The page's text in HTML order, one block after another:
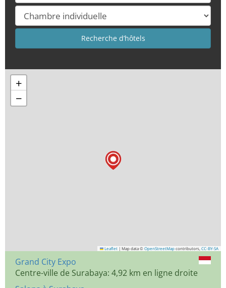
+
−
Leaflet | Map data © OpenStreetMap contributors, CC-BY-SA
Grand City Expo
Centre-ville de Surabaya: 4,92 km en ligne droite